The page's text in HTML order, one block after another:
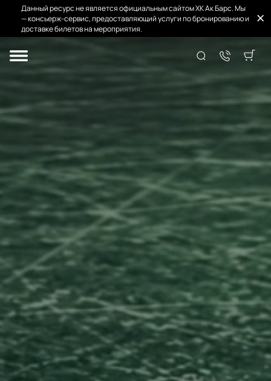
Данный ресурс не является официальным сайтом ХК Ак Барс. Мы
— консьерж-сервис, предоставляющий услуги по бронированию и
доставке билетов на мероприятия.